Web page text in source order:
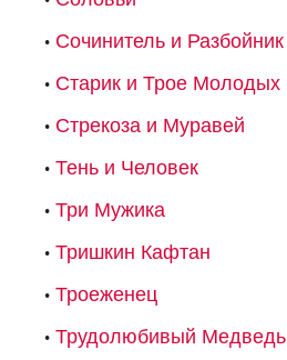
Сочинитель и Разбойник
Старик и Трое Молодых
Стрекоза и Муравей
Тень и Человек
Три Мужика
Тришкин Кафтан
Троеженец
Трудолюбивый Медведь